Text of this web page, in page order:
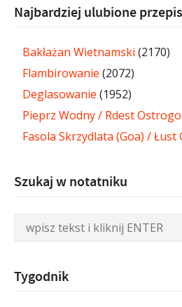
Najbardziej ulubione
Bakłażan Wietnamski (2170)
Flambirowanie (2072)
Deglasowanie (1952)
Pieprz Wodny / Rdest
Fasola Skrzydlata (Goa) / Łust
Szukaj w notatniku
Tygodnik